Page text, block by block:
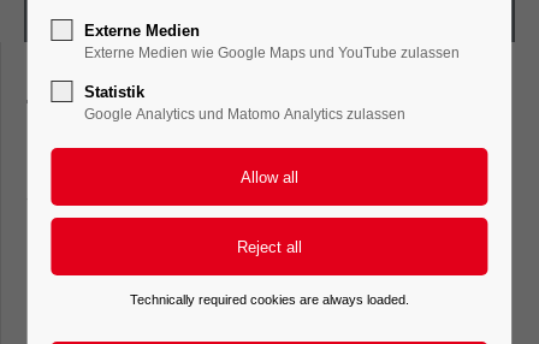
Tandem rollers
STR27C-10
Externe Medien
Externe Medien wie Google Maps und YouTube zulassen
Statistik
Google Analytics und Matomo Analytics zulassen
Technically required cookies are always loaded.